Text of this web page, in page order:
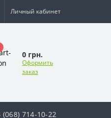
Личный кабинет
0 грн.
Оформить
заказ
(068) 714-10-22